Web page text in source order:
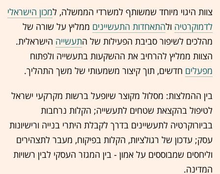
צוות היגוי מיוחד שמשותף למשרדי הממשלה, למכון הישראלי
לדמוקרטיה ולהתאחדות התעשיינים ממליץ על שורה של
מהלכים לשיפור סביבת הפעילות של התעשייה הישראלית.
הצוות ממליץ להרחיב את ההשקעות בתעשייה ולפתוח
מפעלים חדשים, תוך קיצור משמעותי של משך התהליך.
בין ההמלצות: מסלול מקוצר שיופעל ברשות מקרקעי ישראל
לטיפול בהקצאת שטחים לתעשייה; הקלות נרחבות
בביורוקרטיה לתעשיינים בדרך לקבלת היתרי בנייה ורישיונות
עסק; עדכון של רגולציות, הקלות בפיקוח, מעבר לתצהירים
וליחסים שמבוססים על אמון - בין המגזר העסקי לבין רשויות
המדינה.